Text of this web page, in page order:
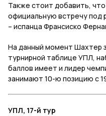
Также стоит добавить,
официальную встречу под
– испанца Франсиско
На данный момент Шахтер
турнирной таблице УПЛ,
баллов имеет и лидер
занимают 10-ю позицию с
УПЛ, 17-й тур